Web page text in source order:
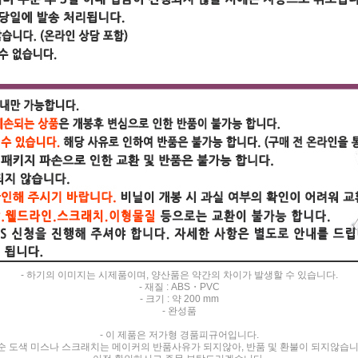
- 하기의 이미지는 시제품이며, 양산품은 약간의 차이가 발생할 수 있습니다.
- 재질 : ABS・PVC
- 크기 : 약 200 mm
- 완성품
- 이 제품은 저가형 경품피규어입니다.
도색 미스나 스크래치는 메이커의 반품사유가 되지않아, 반품 및 환불이 되지않습